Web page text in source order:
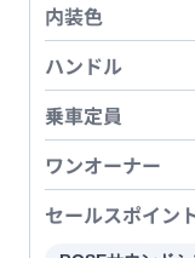
内装色
ハンドル
乗車定員
ワンオーナー
セールスポイン